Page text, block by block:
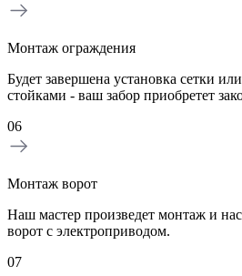
Монтаж ограждения
Будет завершена установка сетки
стойками - ваш забор приобретет
06
Монтаж ворот
Наш мастер произведет монтаж и
ворот с электроприводом.
07